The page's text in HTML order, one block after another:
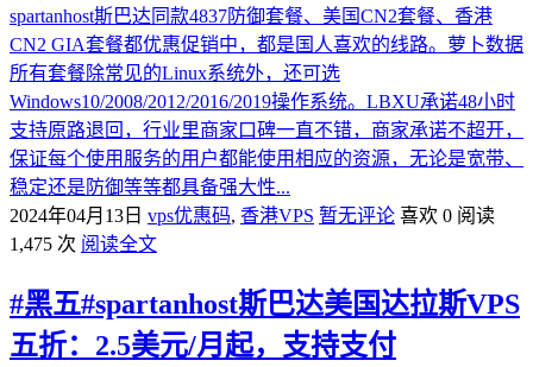
spartanhost斯巴达同款4837防御套餐、美国CN2套餐、香港
CN2 GIA套餐都优惠促销中，都是国人喜欢的线路。萝卜数据
所有套餐除常见的Linux系统外，还可选
Windows10/2008/2012/2016/2019操作系统。LBXU承诺48小时
支持原路退回，行业里商家口碑一直不错，商家承诺不超开，
保证每个使用服务的用户都能使用相应的资源，无论是宽带、
稳定还是防御等等都具备强大性...
2024年04月13日 vps优惠码, 香港VPS 暂无评论 喜欢 0 阅读
1,475 次 阅读全文
#黑五#spartanhost斯巴达美国达拉斯VPS
五折：2.5美元/月起，支持支付